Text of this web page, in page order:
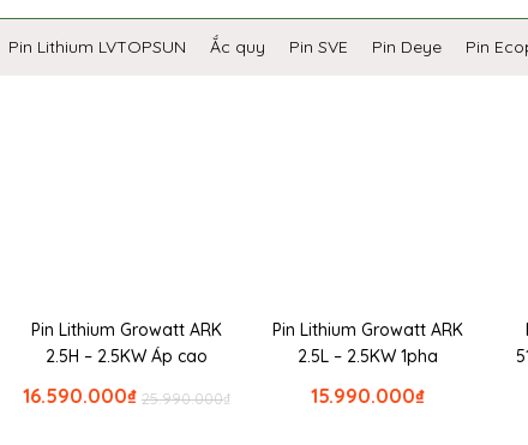
Pin Lithium LVTOPSUN Ắc quy Pin SVE Pin Deye Pin
Pin Lithium Growatt ARK
2.5H – 2.5KW Áp cao
₫
25.990.000
₫
16.590.000
Pin Lithium Growatt ARK
2.5L – 2.5KW 1pha
₫
15.990.000